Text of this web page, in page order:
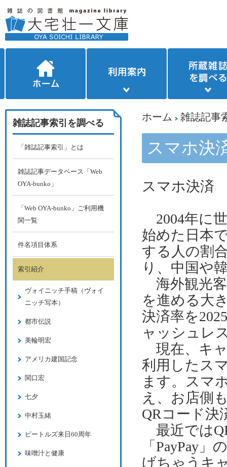
ホーム 雑誌記事
スマホ決
スマホ決済
2004年に
始めた日本
する人の割
り、中国や
海外観光
を進める大
決済率を2025
ャッシュレ
現在、キ
利用したス
ます。スマ
え、お店側
QRコード決
最近では
「 PayPay 」
げちゃうキ
雑誌記事索引を調べる
「雑誌記事索引」とは
雑誌記事データベース「Web
OYA-bunko」
「Web OYA-bunko」ご利用機
関一覧
件名項目体系
索引紹介
ヴォイニッチ手稿（ヴォイ
ニッチ写本）
都市伝説
美輪明宏
アメリカ建国記念
関口宏
七夕
中村玉緒
ビートルズ来日60周年
味噌汁と健康